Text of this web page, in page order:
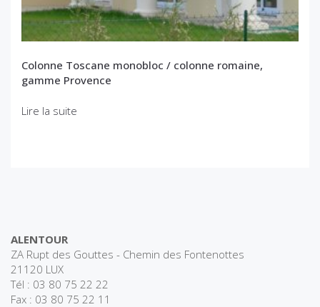
Colonne Toscane monobloc / colonne romaine,
gamme Provence
Lire la suite
ALENTOUR
ZA Rupt des Gouttes - Chemin des Fontenottes
21120 LUX
Tél : 03 80 75 22 22
Fax : 03 80 75 22 11